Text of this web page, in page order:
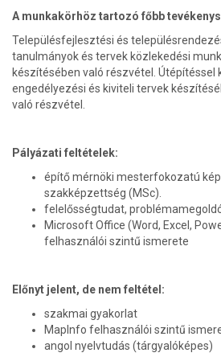
A munkakörhöz tartozó főbb
Településfejlesztési és
tanulmányok és tervek közlekedési
készítésében való részvétel. Útépítéssel
engedélyezési és kiviteli tervek
való részvétel.
Pályázati feltételek:
építő mérnöki mesterfokozatú
szakképzettség (MSc).
felelősségtudat,
Microsoft Office (Word, Excel,
felhasználói szintű ismerete
Előnyt jelent, de nem feltétel:
szakmai gyakorlat
MapInfo felhasználói szintű
angol nyelvtudás (tárgyalóképes)